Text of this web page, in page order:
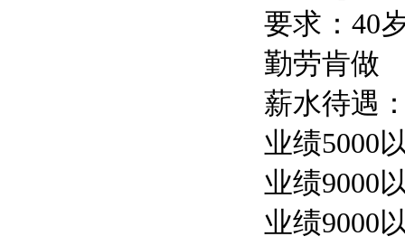
要求：40
勤劳肯做
薪水待遇
业绩5000
业绩9000
业绩9000